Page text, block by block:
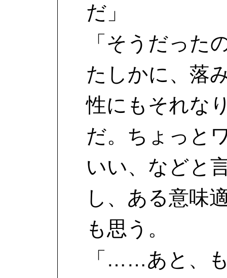
だ」
「そうだった
たしかに、落
性にもそれな
だ。ちょっと
いい、などと
し、ある意味
も思う。
「……あと、